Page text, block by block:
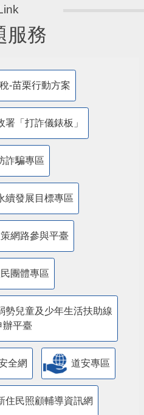
服務
-苗栗行動方案
署「打詐儀錶板」
詐騙專區
續發展目標專區
網路參與平臺
團體專區
勢兒童及少年生活扶助線
辦平臺
全網 道安專區
住民照顧輔導資訊網